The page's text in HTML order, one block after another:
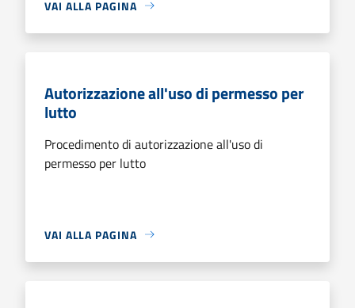
VAI ALLA PAGINA
Autorizzazione all'uso di permesso per
lutto
Procedimento di autorizzazione all'uso di
permesso per lutto
VAI ALLA PAGINA